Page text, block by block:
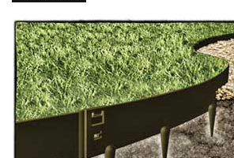
Socha žáby u rybníčku na Náměstí v
Kamenném Újezdě
Pamětní kámen družebních obcí Kamenný
Újezd a Krauchthal v parku na Náměstí v
Kamenném Újezdě
Socha na náměstí J. V. Kamarýta ve